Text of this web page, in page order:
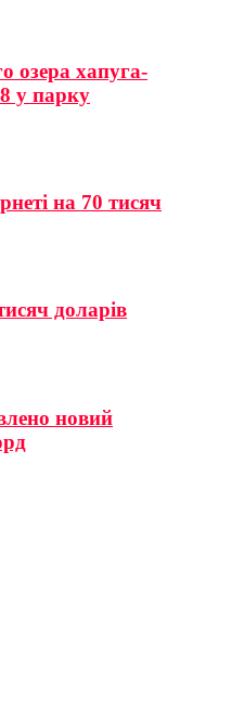
озера хапуга-
у парку
на 70 тисяч
доларів
новий